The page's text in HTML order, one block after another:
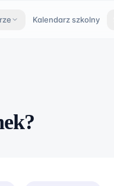
Kalendarz szkolny